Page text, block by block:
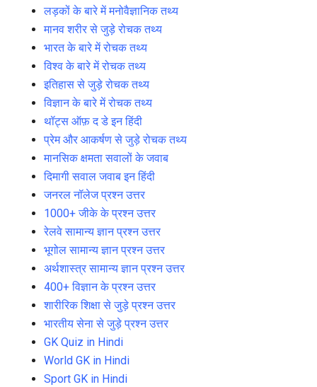
लड़कों के बारे में मनोवैज्ञानिक तथ्य
मानव शरीर से जुड़े रोचक तथ्य
भारत के बारे में रोचक तथ्य
विश्व के बारे में रोचक तथ्य
इतिहास से जुड़े रोचक तथ्य
विज्ञान के बारे में रोचक तथ्य
थॉट्स ऑफ़ द डे इन हिंदी
प्रेम और आकर्षण से जुड़े रोचक तथ्य
मानसिक क्षमता सवालों के जवाब
दिमागी सवाल जवाब इन हिंदी
जनरल नॉलेज प्रश्न उत्तर
1000+ जीके के प्रश्न उत्तर
रेलवे सामान्य ज्ञान प्रश्न उत्तर
भूगोल सामान्य ज्ञान प्रश्न उत्तर
अर्थशास्त्र सामान्य ज्ञान प्रश्न उत्तर
400+ विज्ञान के प्रश्न उत्तर
शारीरिक शिक्षा से जुड़े प्रश्न उत्तर
भारतीय सेना से जुड़े प्रश्न उत्तर
GK Quiz in Hindi
World GK in Hindi
Sport GK in Hindi